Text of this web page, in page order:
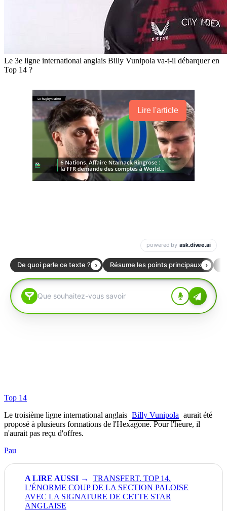
Le 3e ligne international anglais Billy Vunipola va-t-il débarquer en
Top 14 ?
Lire l'article
Top 14
Le troisième ligne international anglais Billy Vunipola aurait été
proposé à plusieurs formations de l'Hexagone. Pour l'heure, il
n'aurait pas reçu d'offres.
Pau
TRANSFERT. TOP 14.
L'ÉNORME COUP DE LA SECTION PALOISE
AVEC LA SIGNATURE DE CETTE STAR
ANGLAISE